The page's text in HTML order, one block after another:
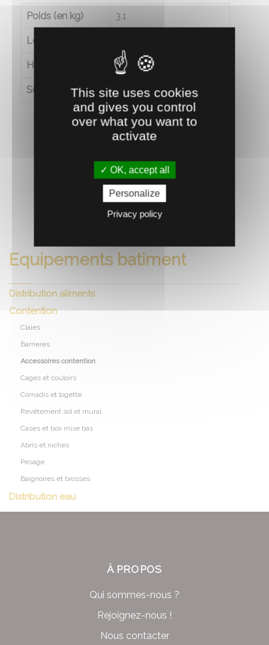
Poids (en kg) 3.1
Longueur (en cm)
Hauteur (en cm) 80
Surface (en cm2) 8
RECOMMANDEZ CE PRODUIT À UN AMI
Equipements batiment
Distribution aliments
Contention
Claies
Barrieres
Accessoires contention
Cages et couloirs
Cornadis et logette
Revêtement sol et mural
Cases et box mise bas
Abris et niches
Pesage
Baignoires et brosses
Distribution eau
À PROPOS
Qui sommes-nous ?
Rejoignez-nous !
Nous contacter
This site uses cookies
and gives you control
over what you want to
activate
OK, accept all
Personalize
Privacy policy